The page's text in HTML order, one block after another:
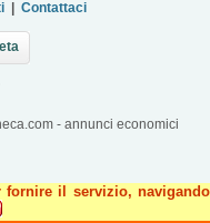
il servizio, navigando
| Contattaci
- annunci economici